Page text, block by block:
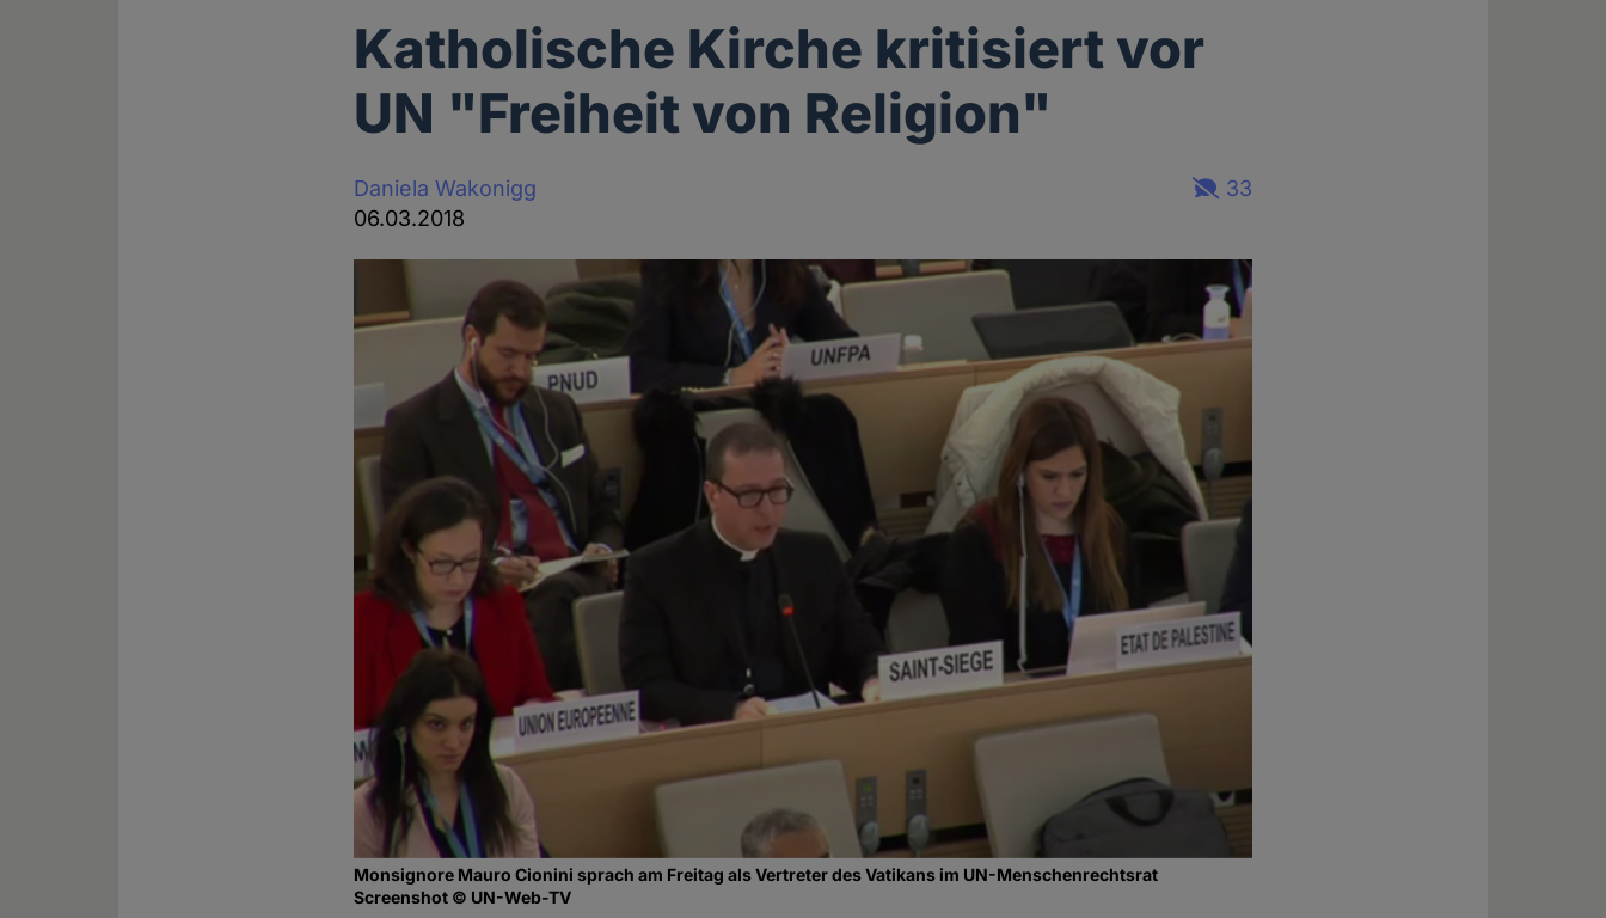
Katholische Kirche kritisiert vor
UN "Freiheit von Religion"
Daniela Wakonigg
06.03.2018
33
Monsignore Mauro Cionini sprach am Freitag als Vertreter des Vatikans im UN-Menschenrechtsrat
Screenshot © UN-Web-TV